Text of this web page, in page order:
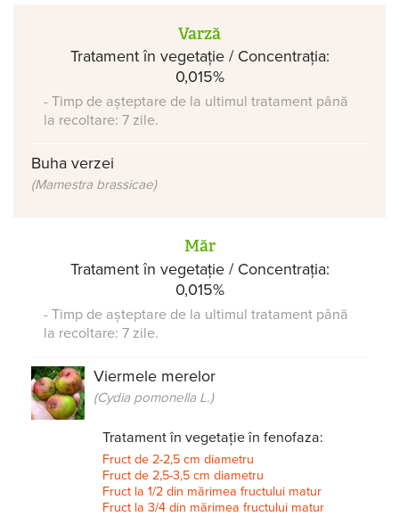
Varză
Tratament în vegetație / Concentrația:
0,015%
- Timp de așteptare de la ultimul tratament până
la recoltare: 7 zile.
Buha verzei
(Mamestra brassicae)
Măr
Tratament în vegetație / Concentrația:
0,015%
- Timp de așteptare de la ultimul tratament până
la recoltare: 7 zile.
Viermele merelor
(Cydia pomonella L.)
Tratament în vegetație în fenofaza:
Fruct de 2-2,5 cm diametru
Fruct de 2,5-3,5 cm diametru
Fruct la 1/2 din mărimea fructului matur
Fruct la 3/4 din mărimea fructului matur